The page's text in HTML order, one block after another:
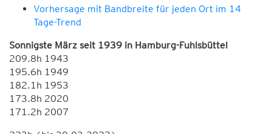
Vorhersage mit Bandbreite für jeden Ort im 14
Tage-Trend
Sonnigste März seit 1939 in Hamburg-Fuhlsbüttel
209.8h 1943
195.6h 1949
182.1h 1953
173.8h 2020
171.2h 2007